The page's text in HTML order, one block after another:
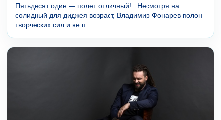
Пятьдесят один — полет отличный!.. Несмотря на
солидный для диджея возраст, Владимир Фонарев полон
творческих сил и не п...